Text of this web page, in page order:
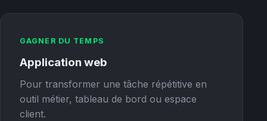
GAGNER DU TEMPS
Application web
Pour transformer une tâche répétitive en
outil métier, tableau de bord ou espace
client.